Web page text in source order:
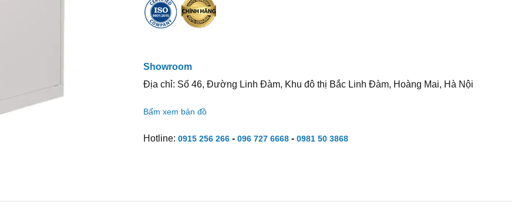
Showroom
Địa chỉ: Số 46, Đường Linh Đàm, Khu đô thị Bắc Linh Đàm, Hoàng Mai, Hà Nội
Bấm xem bản đồ
Hotline: 0915 256 266- 096 727 6668- 0981 50 3868